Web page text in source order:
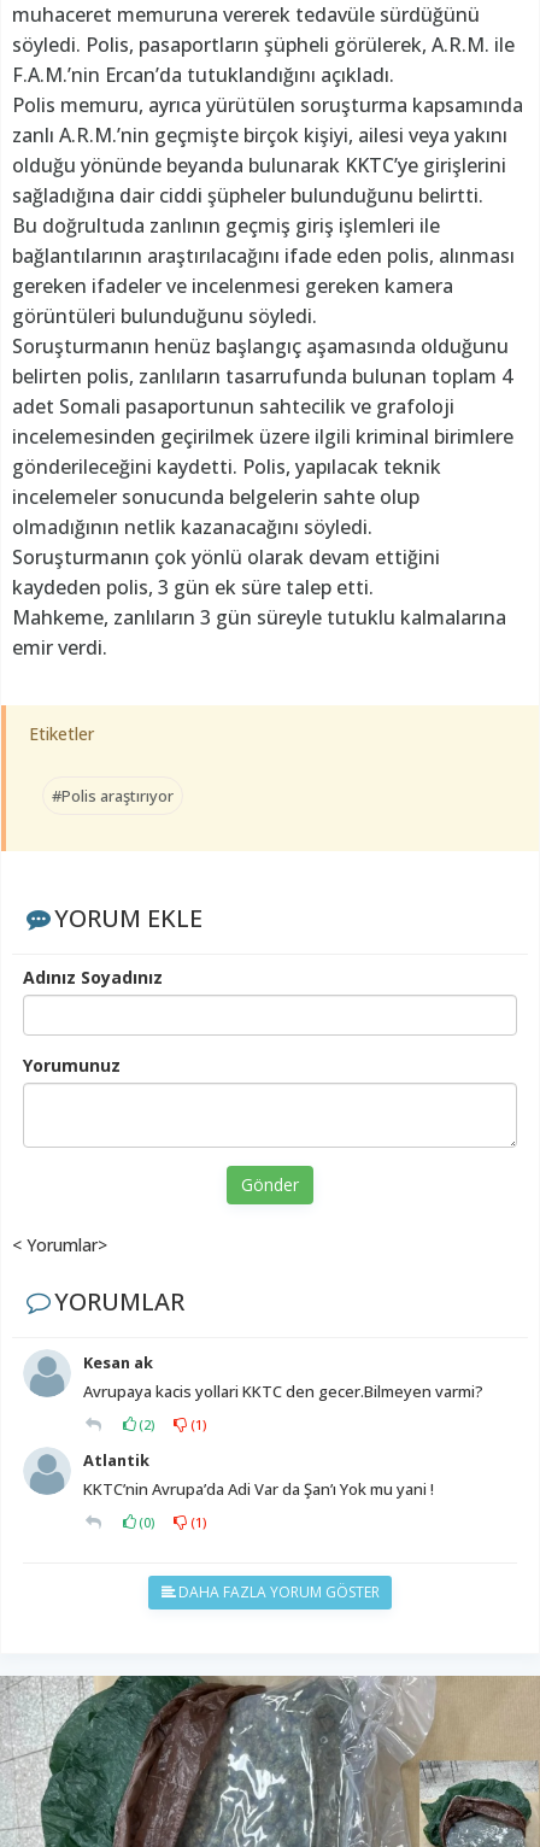
muhaceret memuruna vererek tedavüle sürdüğünü
söyledi. Polis, pasaportların şüpheli görülerek, A.R.M. ile
F.A.M.’nin Ercan’da tutuklandığını açıkladı.
Polis memuru, ayrıca yürütülen soruşturma kapsamında
zanlı A.R.M.’nin geçmişte birçok kişiyi, ailesi veya yakını
olduğu yönünde beyanda bulunarak KKTC’ye girişlerini
sağladığına dair ciddi şüpheler bulunduğunu belirtti.
Bu doğrultuda zanlının geçmiş giriş işlemleri ile
bağlantılarının araştırılacağını ifade eden polis, alınması
gereken ifadeler ve incelenmesi gereken kamera
görüntüleri bulunduğunu söyledi.
Soruşturmanın henüz başlangıç aşamasında olduğunu
belirten polis, zanlıların tasarrufunda bulunan toplam 4
adet Somali pasaportunun sahtecilik ve grafoloji
incelemesinden geçirilmek üzere ilgili kriminal birimlere
gönderileceğini kaydetti. Polis, yapılacak teknik
incelemeler sonucunda belgelerin sahte olup
olmadığının netlik kazanacağını söyledi.
Soruşturmanın çok yönlü olarak devam ettiğini
kaydeden polis, 3 gün ek süre talep etti.
Mahkeme, zanlıların 3 gün süreyle tutuklu kalmalarına
emir verdi.
Etiketler
#Polis araştırıyor
YORUM EKLE
Adınız Soyadınız
Yorumunuz
Gönder
< Yorumlar>
YORUMLAR
Kesan ak
Avrupaya kacis yollari KKTC den gecer.Bilmeyen varmi?
(2) (1)
Atlantik
KKTC’nin Avrupa’da Adi Var da Şan’ı Yok mu yani !
(0) (1)
DAHA FAZLA YORUM GÖSTER